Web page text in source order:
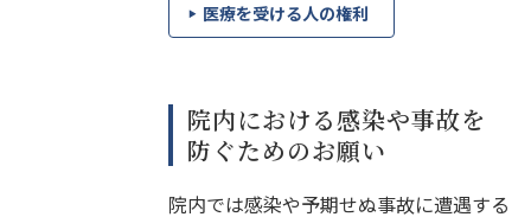
医療を受ける人の権利
院内における感染や事故を
防ぐためのお願い
院内では感染や予期せぬ事故に遭遇する